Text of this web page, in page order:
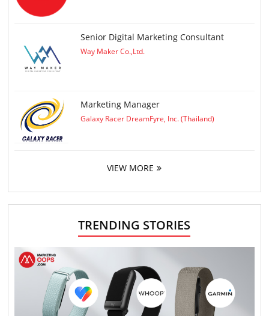
Senior Digital Marketing Consultant
Way Maker Co.,Ltd.
Marketing Manager
Galaxy Racer DreamFyre, Inc. (Thailand)
VIEW MORE
TRENDING STORIES